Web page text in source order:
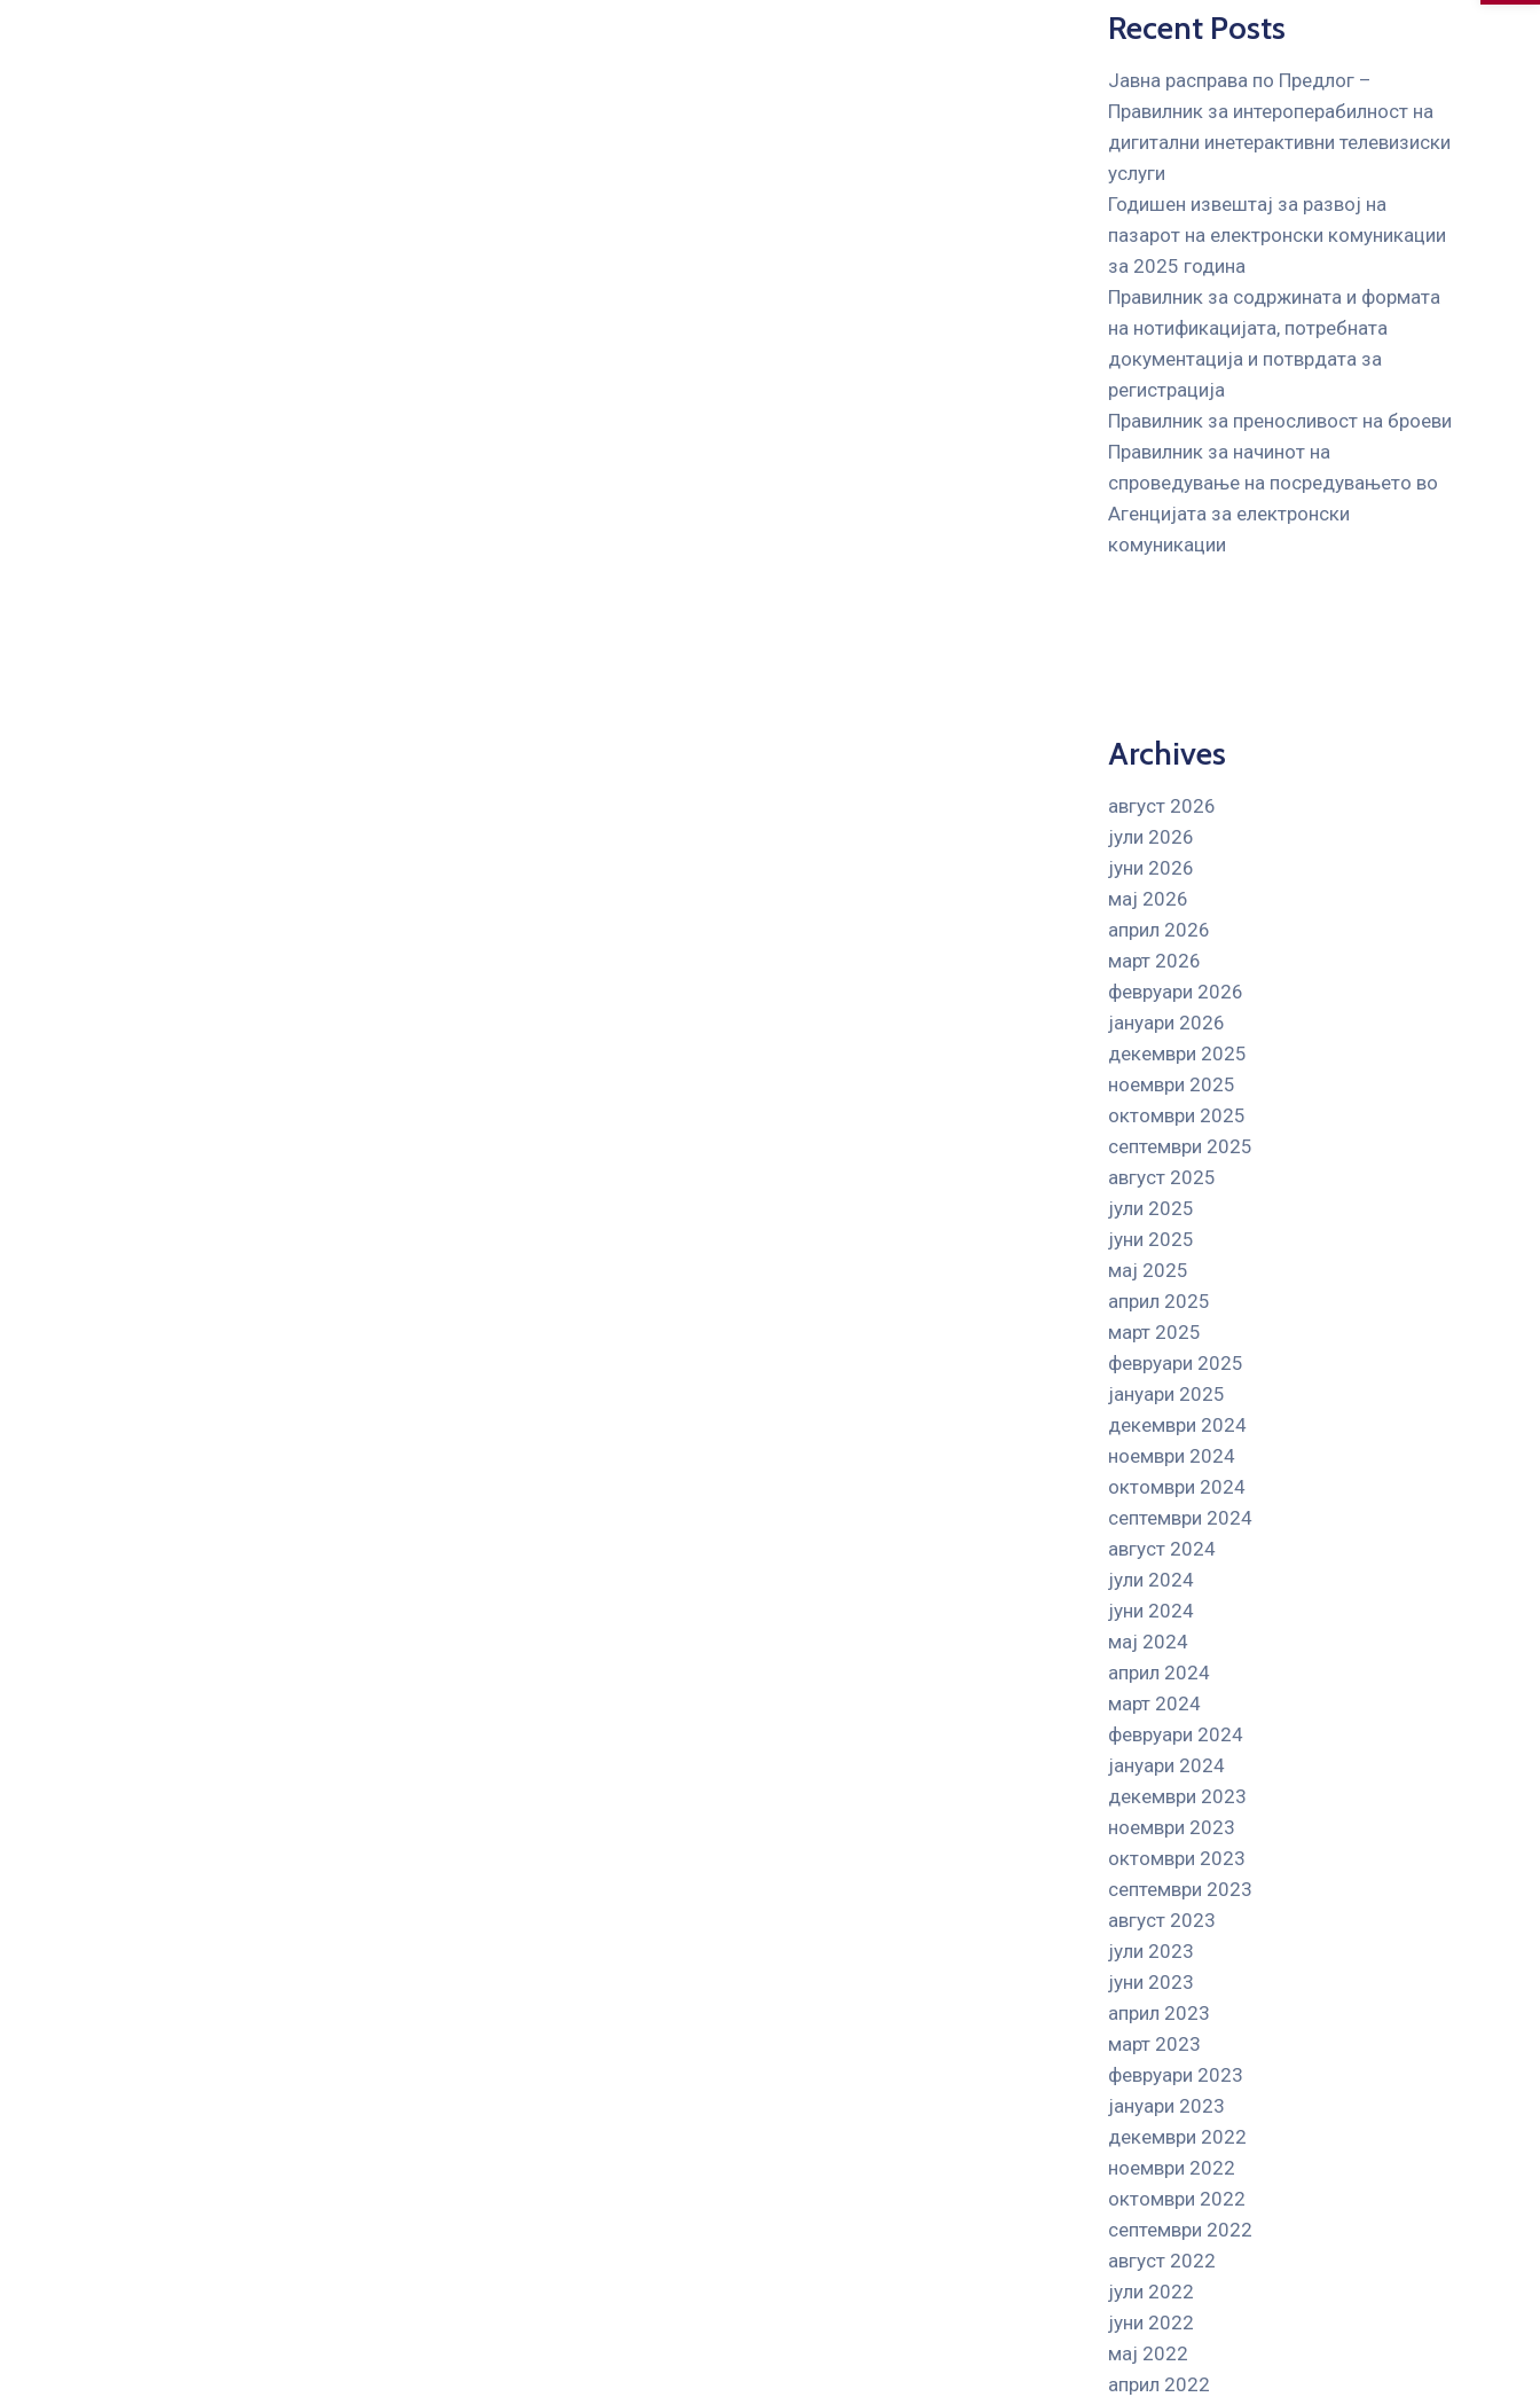
Recent Posts
Јавна расправа по Предлог –
Правилник за интероперабилност на
дигитални инетерактивни телевизиски
услуги
Годишен извештај за развој на
пазарот на електронски комуникации
за 2025 година
Правилник за содржината и формата
на нотификацијата, потребната
документација и потврдата за
регистрација
Правилник за преносливост на броеви
Правилник за начинот на
спроведување на посредувањето во
Агенцијата за електронски
комуникации
Archives
август 2026
јули 2026
јуни 2026
мај 2026
април 2026
март 2026
февруари 2026
јануари 2026
декември 2025
ноември 2025
октомври 2025
септември 2025
август 2025
јули 2025
јуни 2025
мај 2025
април 2025
март 2025
февруари 2025
јануари 2025
декември 2024
ноември 2024
октомври 2024
септември 2024
август 2024
јули 2024
јуни 2024
мај 2024
април 2024
март 2024
февруари 2024
јануари 2024
декември 2023
ноември 2023
октомври 2023
септември 2023
август 2023
јули 2023
јуни 2023
април 2023
март 2023
февруари 2023
јануари 2023
декември 2022
ноември 2022
октомври 2022
септември 2022
август 2022
јули 2022
јуни 2022
мај 2022
април 2022